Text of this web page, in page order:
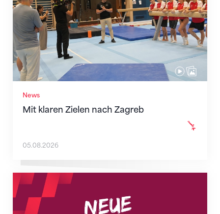
News
Mit klaren Zielen nach Zagreb
05.08.2026
Neue Empfangszeiten ab 1. August 2026